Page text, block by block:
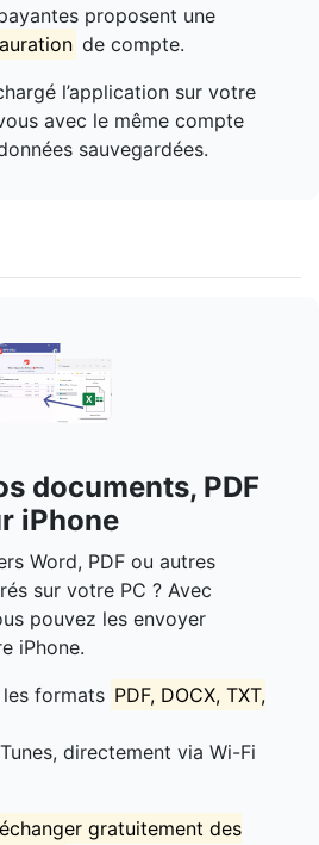
proposent une
de compte.
l’application sur votre
avec le même compte
sauvegardées.
documents, PDF
iPhone
Word, PDF ou autres
sur votre PC ? Avec
pouvez les envoyer
iPhone.
formats PDF, DOCX, TXT,
directement via Wi-Fi
échanger gratuitement des